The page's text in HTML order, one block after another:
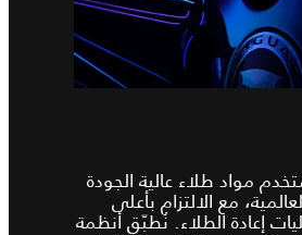
مواد طلاء عالية الجودة
مع الالتزام بأعلى
إعادة الطلاء. نُطبّق أنظمة